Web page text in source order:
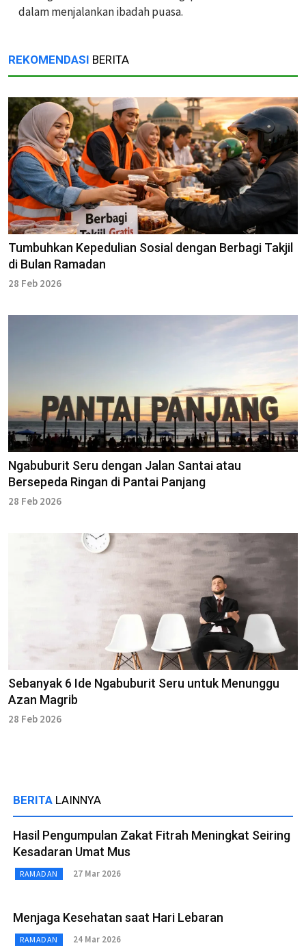
dalam menjalankan ibadah puasa.
REKOMENDASI BERITA
Tumbuhkan Kepedulian Sosial dengan Berbagi Takjil
di Bulan Ramadan
28 Feb 2026
Ngabuburit Seru dengan Jalan Santai atau
Bersepeda Ringan di Pantai Panjang
28 Feb 2026
Sebanyak 6 Ide Ngabuburit Seru untuk Menunggu
Azan Magrib
28 Feb 2026
BERITA LAINNYA
Hasil Pengumpulan Zakat Fitrah Meningkat Seiring
Kesadaran Umat Mus
RAMADAN 27 Mar 2026
Menjaga Kesehatan saat Hari Lebaran
RAMADAN 24 Mar 2026